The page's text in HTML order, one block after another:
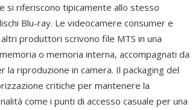
si riferiscono tipicamente allo stesso
Blu-ray. Le videocamere consumer e
altri produttori scrivono file MTS in una
o memoria interna, accompagnati da
la riproduzione in camera. Il packaging del
critiche per mantenere la
come i punti di accesso casuale per una